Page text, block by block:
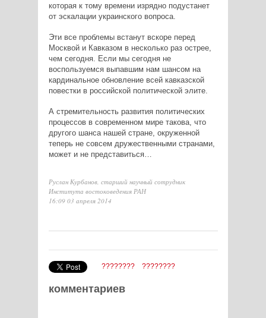
которая к тому времени изрядно подустанет
от эскалации украинского вопроса.
Эти все проблемы встанут вскоре перед
Москвой и Кавказом в несколько раз острее,
чем сегодня. Если мы сегодня не
воспользуемся выпавшим нам шансом на
кардинальное обновление всей кавказской
повестки в российской политической элите.
А стремительность развития политических
процессов в современном мире такова, что
другого шанса нашей стране, окруженной
теперь не совсем дружественными странами,
может и не представиться…
Руслан Курбанов, старший научный сотрудник
Института востоковедения РАН
16:09 03 апреля 2014
???????? ????????
комментариев